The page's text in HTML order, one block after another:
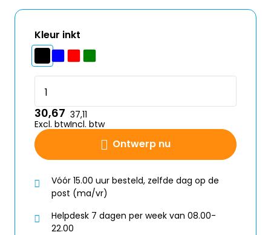
Kleur inkt
Ontwerp nu
30,67
Excl. btw
37,11
Incl. btw
Vóór 15.00 uur besteld, zelfde dag op de
post (ma/vr)
Helpdesk 7 dagen per week van 08.00-
22.00